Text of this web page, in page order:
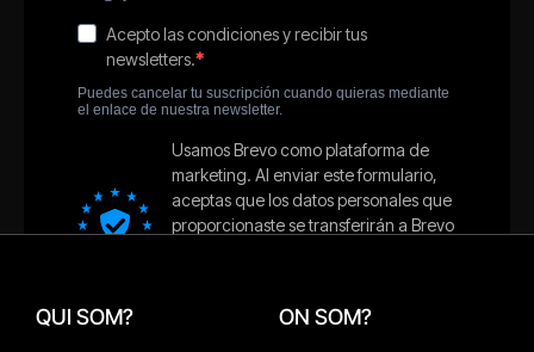
QUI SOM? ON SOM?